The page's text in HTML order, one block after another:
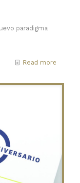
paradigma
Read more